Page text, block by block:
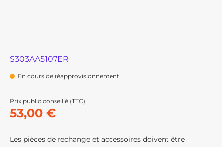
S303AA5107ER
En cours de réapprovisionnement
Prix public conseillé (TTC)
53,00 €
Les pièces de rechange et accessoires doivent être